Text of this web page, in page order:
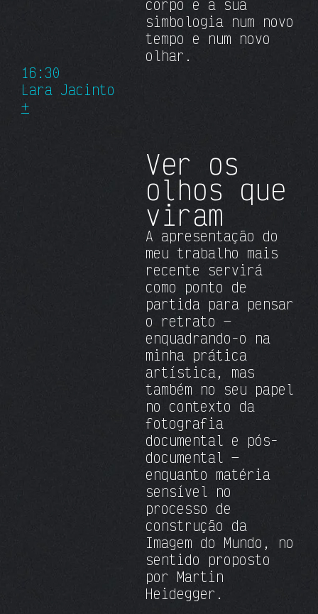
corpo e a sua
simbologia num novo
tempo e num novo
olhar.
16:30
Lara Jacinto
+
Ver os
olhos que
viram
A apresentação do
meu trabalho mais
recente servirá
como ponto de
partida para pensar
o retrato —
enquadrando-o na
minha prática
artística, mas
também no seu papel
no contexto da
fotografia
documental e pós-
documental —
enquanto matéria
sensível no
processo de
construção da
Imagem do Mundo, no
sentido proposto
por Martin
Heidegger.